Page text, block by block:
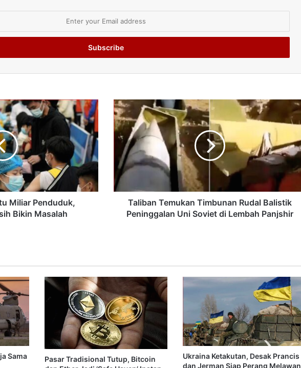
Miliar Penduduk,
Bikin Masalah
Taliban Temukan Timbunan Rudal Balistik
Peninggalan Uni Soviet di Lembah Panjshir
Sama
Pasar Tradisional Tutup, Bitcoin
Ukraina Ketakutan, Desak Prancis
dan Jerman Siap Perang Melawan